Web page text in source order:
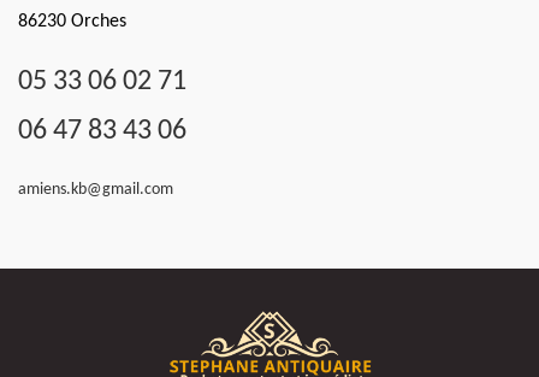
86230 Orches
05 33 06 02 71
06 47 83 43 06
amiens.kb@gmail.com